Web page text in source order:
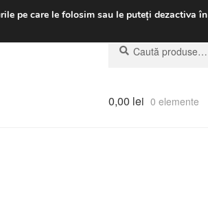
- 4 p.m.031 229 6816
Caută
după:
Caută
0,00 lei 0 elemente
pe care le folosim sau le puteți dezactiva în